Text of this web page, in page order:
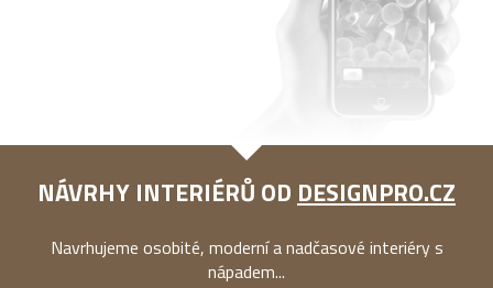
NÁVRHY INTERIÉRŮ OD DESIGNPRO.CZ
Navrhujeme osobité, moderní a nadčasové interiéry s
nápadem...